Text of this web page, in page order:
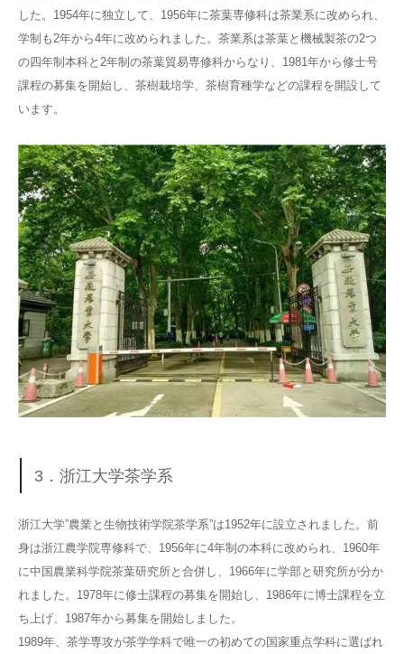
した。1954年に独立して、1956年に茶葉専修科は茶業系に改められ、
学制も2年から4年に改められました。茶業系は茶葉と機械製茶の2つ
の四年制本科と2年制の茶葉貿易専修科からなり、1981年から修士号
課程の募集を開始し、茶樹栽培学、茶樹育種学などの課程を開設して
います。
3．浙江大学茶学系
浙江大学”農業と生物技術学院茶学系”は1952年に設立されました。前
身は浙江農学院専修科で、1956年に4年制の本科に改められ、1960年
に中国農業科学院茶葉研究所と合併し、1966年に学部と研究所が分か
れました。1978年に修士課程の募集を開始し、1986年に博士課程を立
ち上げ、1987年から募集を開始しました。
1989年、茶学専攻が茶学学科で唯一の初めての国家重点学科に選ばれ